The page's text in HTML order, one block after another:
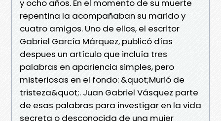
y ocho años. En el momento de su muerte
repentina la acompañaban su marido y
cuatro amigos. Uno de ellos, el escritor
Gabriel García Márquez, publicó días
despues un artículo que incluía tres
palabras en apariencia simples, pero
misteriosas en el fondo: &quot;Murió de
tristeza&quot;. Juan Gabriel Vásquez parte
de esas palabras para investigar en la vida
secreta o desconocida de una mujer